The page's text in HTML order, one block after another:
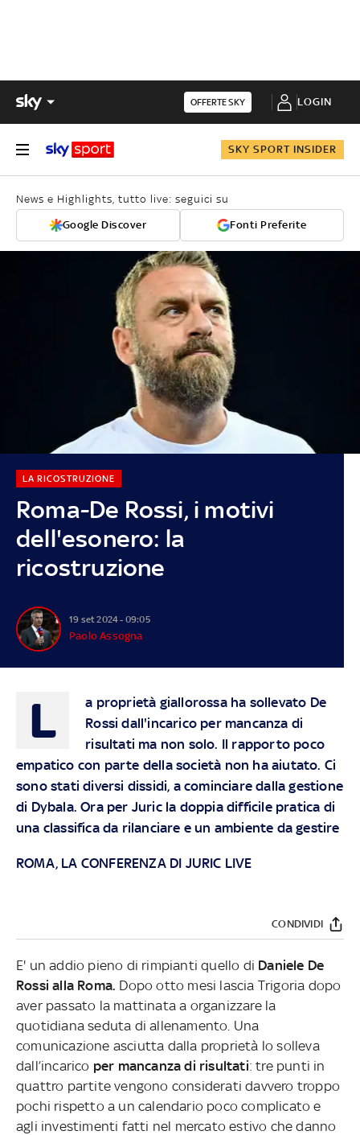
OFFERTE SKY LOGIN
SKY SPORT INSIDER
News e Highlights, tutto live: seguici su
Google Discover Fonti Preferite
Roma-De Rossi, i motivi
dell'esonero: la
ricostruzione
LA RICOSTRUZIONE
19 set 2024 - 09:05
Paolo Assogna
L
a proprietà giallorossa ha sollevato De
Rossi dall'incarico per mancanza di
risultati ma non solo. Il rapporto poco
empatico con parte della società non ha aiutato. Ci
sono stati diversi dissidi, a cominciare dalla gestione
di Dybala. Ora per Juric la doppia difficile pratica di
una classifica da rilanciare e un ambiente da gestire
ROMA, LA CONFERENZA DI JURIC LIVE
CONDIVIDI
E' un addio pieno di rimpianti quello di Daniele De
Rossi alla Roma. Dopo otto mesi lascia Trigoria dopo
aver passato la mattinata a organizzare la
quotidiana seduta di allenamento. Una
comunicazione asciutta dalla proprietà lo solleva
dall’incarico per mancanza di risultati: tre punti in
quattro partite vengono considerati davvero troppo
pochi rispetto a un calendario poco complicato e
agli investimenti fatti nel mercato estivo che danno